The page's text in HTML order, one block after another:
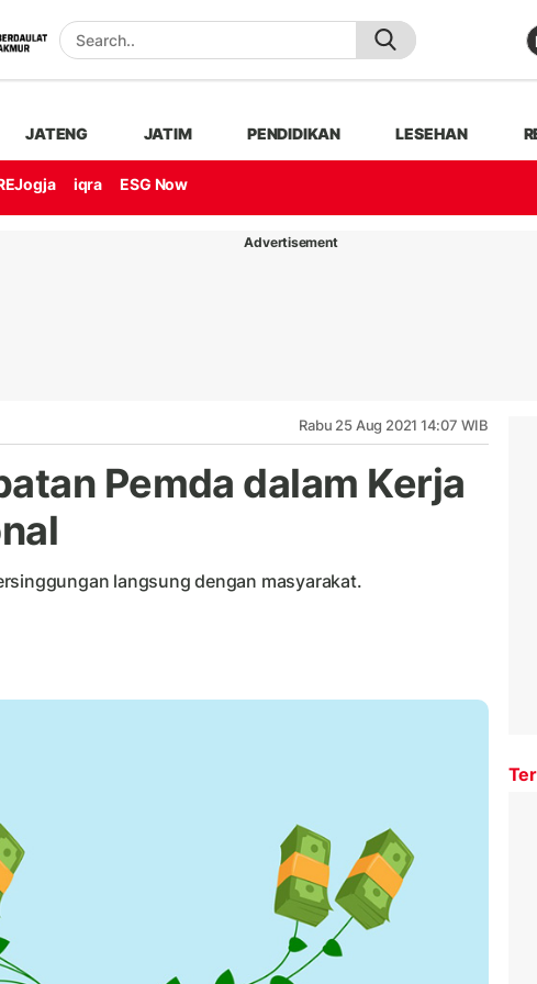
JATENG JATIM PENDIDIKAN LESEHAN
iqra ESG Now
Advertisement
Rabu 25 Aug 2021 14:07 WIB
Pemda dalam Kerja
langsung dengan masyarakat.